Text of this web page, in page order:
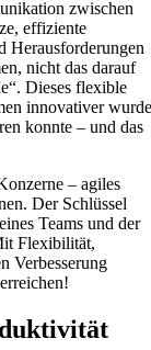
zwischen
effiziente
Herausforderungen
nicht das darauf
Dieses flexible
innovativer
konnte – und das
– agiles
Der Schlüssel
Teams und der
Flexibilität,
Verbesserung